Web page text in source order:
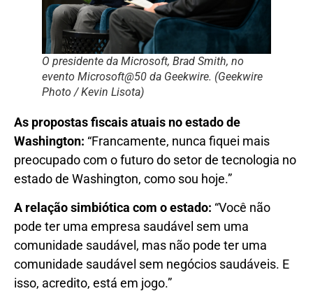
O presidente da Microsoft, Brad Smith, no
evento Microsoft@50 da Geekwire. (Geekwire
Photo / Kevin Lisota)
As propostas fiscais atuais no estado de
Washington: “Francamente, nunca fiquei mais
preocupado com o futuro do setor de tecnologia no
estado de Washington, como sou hoje.”
A relação simbiótica com o estado: “Você não
pode ter uma empresa saudável sem uma
comunidade saudável, mas não pode ter uma
comunidade saudável sem negócios saudáveis. E
isso, acredito, está em jogo.”